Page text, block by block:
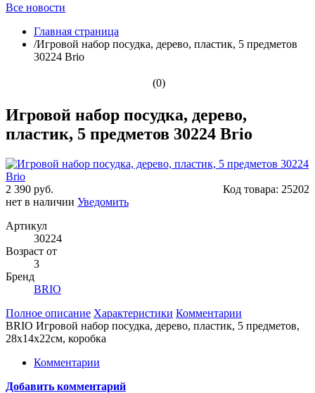
Все новости
Главная страница
/Игровой набор посудка, дерево, пластик, 5 предметов
30224 Brio
(0)
Игровой набор посудка, дерево,
пластик, 5 предметов 30224 Brio
2 390 руб. Код товара: 25202
нет в наличии Уведомить
Артикул
30224
Возраст от
3
Бренд
BRIO
Полное описание Характеристики Комментарии
BRIO Игровой набор посудка, дерево, пластик, 5 предметов,
28х14х22см, коробка
Комментарии
Добавить комментарий